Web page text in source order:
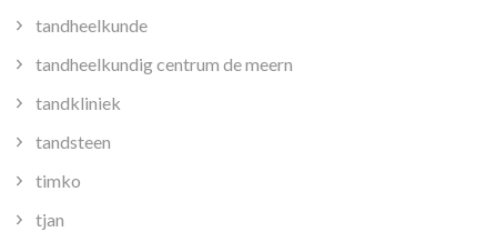
tandheelkunde
tandheelkundig centrum de meern
tandkliniek
tandsteen
timko
tjan